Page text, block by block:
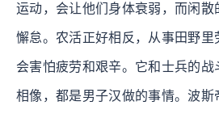
运动，会让他们身体衰弱，而闲散
懈怠。农活正好相反，从事田野
会害怕疲劳和艰辛。它和士兵的
相像，都是男子汉做的事情。波斯